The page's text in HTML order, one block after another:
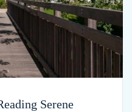
Serene